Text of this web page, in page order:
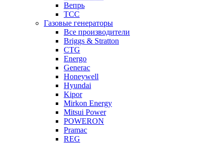
Вепрь
ТСС
Газовые генераторы
Все производители
Briggs & Stratton
CTG
Energo
Generac
Honeywell
Hyundai
Kipor
Mirkon Energy
Mitsui Power
POWERON
Pramac
REG